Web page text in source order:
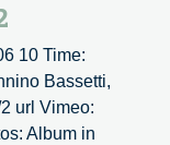
10 Time:
Bassetti,
url Vimeo:
Album in